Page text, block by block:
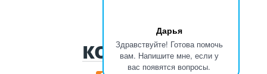
Дарья
Здравствуйте! Готова помочь
вам. Напишите мне, если у
вас появятся вопросы.
КОНТАКТЫ